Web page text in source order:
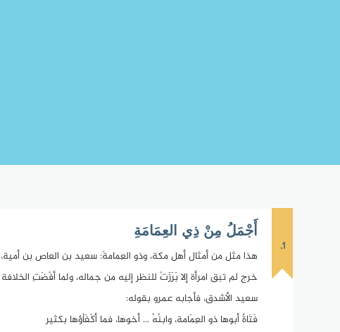
1.
أَجْمَلُ مِنْ ذِي العِمَامَةِ
هذا مثل من أمثال أهل مكة، وذو العِمامةَ: سعيد بن العاص بن
خرج لم تبق امرأة إلا بَرَزَتْ للنظر إليه من جماله، ولما أفْضَتِ
سعيد الأشدق، فأجابه عمرو بقوله:
فَتَاةٌ أبوها ذو العِمَامة، وابنُهُ ... أخوها، فما أكْفَاُؤها بكثير